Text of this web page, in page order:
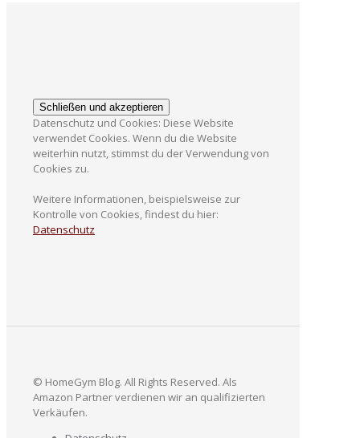
Datenschutz und Cookies: Diese Website
verwendet Cookies. Wenn du die Website
weiterhin nutzt, stimmst du der Verwendung von
Cookies zu.
Weitere Informationen, beispielsweise zur
Kontrolle von Cookies, findest du hier:
Datenschutz
© HomeGym Blog. All Rights Reserved. Als
Amazon Partner verdienen wir an qualifizierten
Verkäufen.